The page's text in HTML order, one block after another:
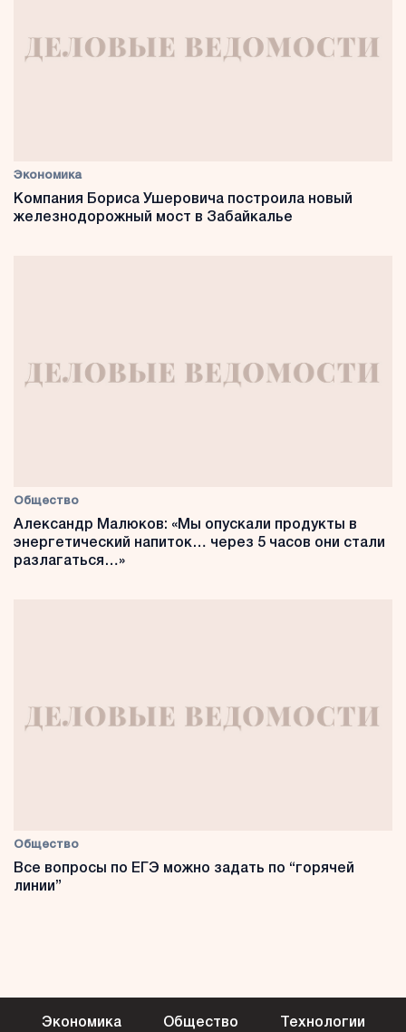
Экономика
Компания Бориса Ушеровича построила новый
железнодорожный мост в Забайкалье
Общество
Александр Малюков: «Мы опускали продукты в
энергетический напиток… через 5 часов они стали
разлагаться…»
Общество
Все вопросы по ЕГЭ можно задать по “горячей
линии”
Экономика Общество Технологии